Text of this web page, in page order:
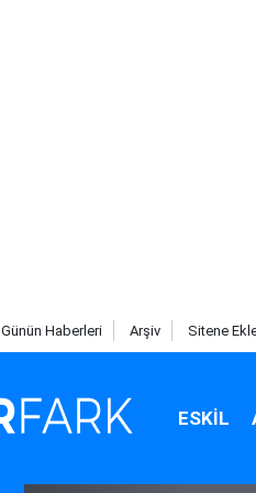
Günün Haberleri Arşiv Sitene
ESKIL